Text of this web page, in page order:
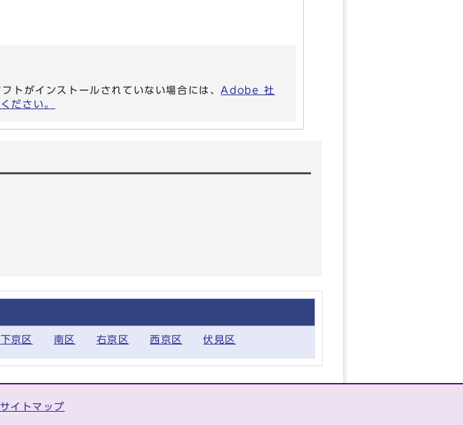
がインストールされていない場合には、Adobe 社
ださい。
下京区 南区 右京区 西京区 伏見区
サイトマップ